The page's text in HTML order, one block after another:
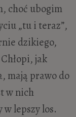
choć ubogim
„tu i teraz”,
dzikiego,
jak
mają prawo do
w nich
lepszy los.